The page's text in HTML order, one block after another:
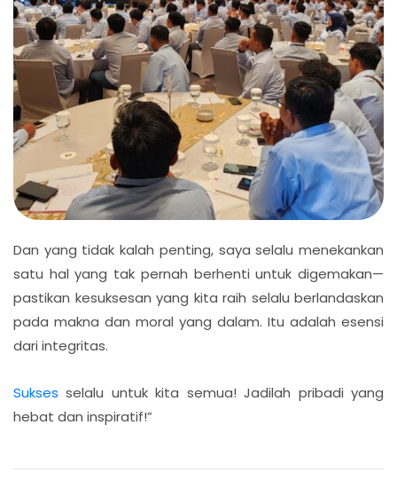
Dan yang tidak kalah penting, saya selalu menekankan
satu hal yang tak pernah berhenti untuk digemakan—
pastikan kesuksesan yang kita raih selalu berlandaskan
pada makna dan moral yang dalam. Itu adalah esensi
dari integritas.
Sukses selalu untuk kita semua! Jadilah pribadi yang
hebat dan inspiratif!”